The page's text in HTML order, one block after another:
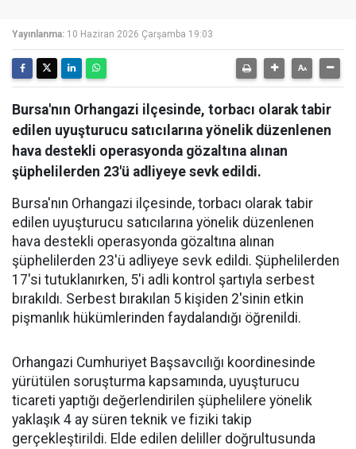
Yayınlanma: 10 Haziran 2026 Çarşamba 19:03
Bursa'nın Orhangazi ilçesinde, torbacı olarak tabir
edilen uyuşturucu satıcılarına yönelik düzenlenen
hava destekli operasyonda gözaltına alınan
şüphelilerden 23'ü adliyeye sevk edildi.
Bursa'nın Orhangazi ilçesinde, torbacı olarak tabir
edilen uyuşturucu satıcılarına yönelik düzenlenen
hava destekli operasyonda gözaltına alınan
şüphelilerden 23'ü adliyeye sevk edildi. Şüphelilerden
17'si tutuklanırken, 5'i adli kontrol şartıyla serbest
bırakıldı. Serbest bırakılan 5 kişiden 2'sinin etkin
pişmanlık hükümlerinden faydalandığı öğrenildi.
Orhangazi Cumhuriyet Başsavcılığı koordinesinde
yürütülen soruşturma kapsamında, uyuşturucu
ticareti yaptığı değerlendirilen şüphelilere yönelik
yaklaşık 4 ay süren teknik ve fiziki takip
gerçekleştirildi. Elde edilen deliller doğrultusunda